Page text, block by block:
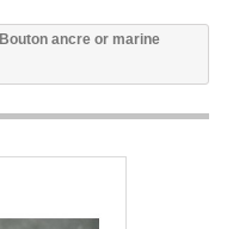
Bouton ancre or marine